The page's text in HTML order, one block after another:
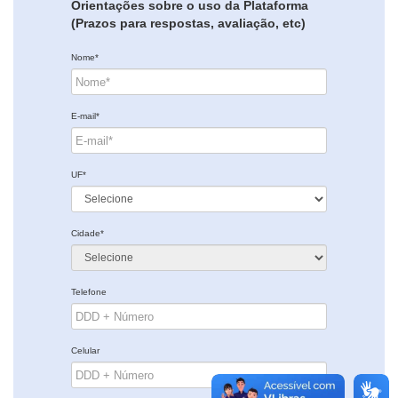
Orientações sobre o uso da Plataforma
(Prazos para respostas, avaliação, etc)
Nome*
E-mail*
UF*
Cidade*
Telefone
Celular